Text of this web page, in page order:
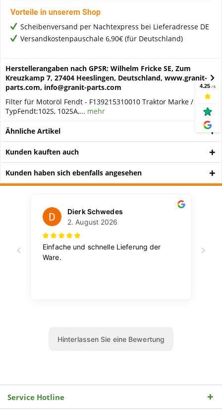
Vorteile in unserem Shop
Scheibenversand per Nachtexpress bei Lieferadresse DE
Versandkostenpauschale 6,90€ (für Deutschland)
Herstellerangaben nach GPSR: Wilhelm Fricke SE, Zum
Kreuzkamp 7, 27404 Heeslingen, Deutschland, www.granit-
parts.com, info@granit-parts.com
Filter für Motoröl Fendt - F139215310010 Traktor Marke /
TypFendt:102S, 102SA,... mehr
Ähnliche Artikel
Kunden kauften auch
Kunden haben sich ebenfalls angesehen
Service Hotline